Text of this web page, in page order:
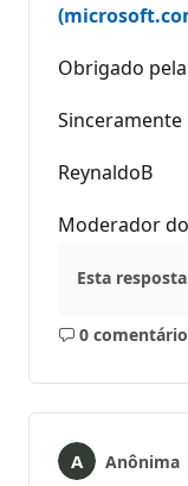
Obrigado
Sinceramente
ReynaldoB
Moderador
Esta
0
Sem
Anônima